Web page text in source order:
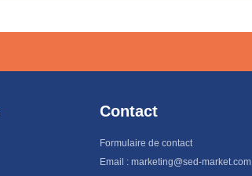
Contact
Formulaire de contact
Email : marketing@sed-market.com